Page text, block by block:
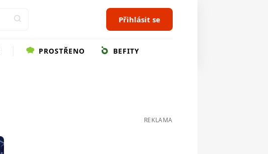
Přihlásit se
PROSTŘENO BEFITY
REKLAMA